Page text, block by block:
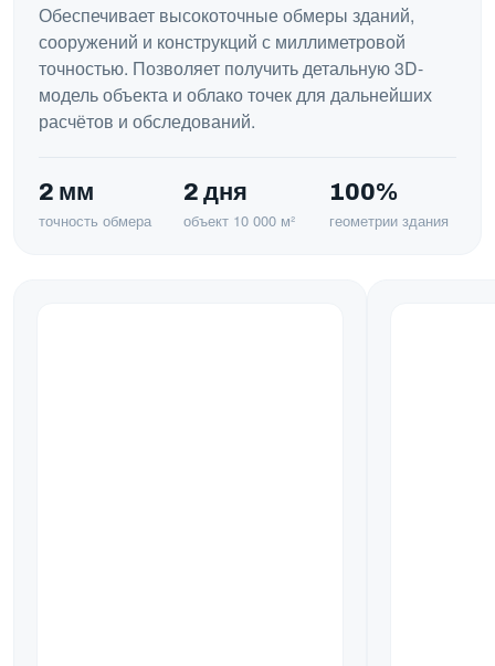
Обеспечивает высокоточные обмеры зданий,
сооружений и конструкций с миллиметровой
точностью. Позволяет получить детальную 3D-
модель объекта и облако точек для дальнейших
расчётов и обследований.
2 мм
точность обмера
2 дня
объект 10 000 м²
100%
геометрии здания